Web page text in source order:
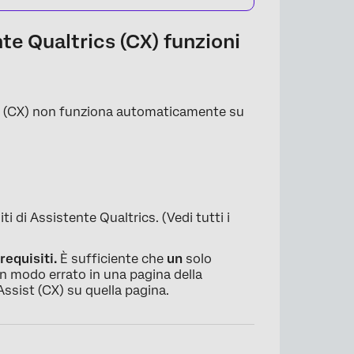
Qualtrics (CX) funzioni
non funziona automaticamente su
di Assistente Qualtrics. (Vedi tutti i
È sufficiente che un solo
errato in una pagina della
(CX) su quella pagina.